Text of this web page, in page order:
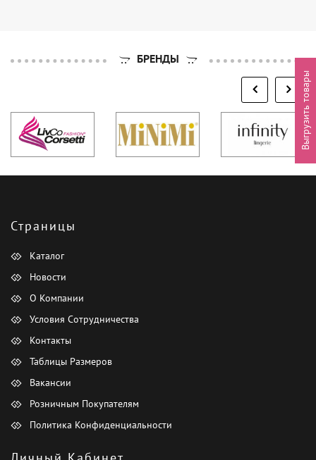
БРЕНДЫ
Страницы
Каталог
Новости
О Компании
Условия Сотрудничества
Контакты
Таблицы Размеров
Вакансии
Розничным Покупателям
Политика Конфиденциальности
Выгрузить товары